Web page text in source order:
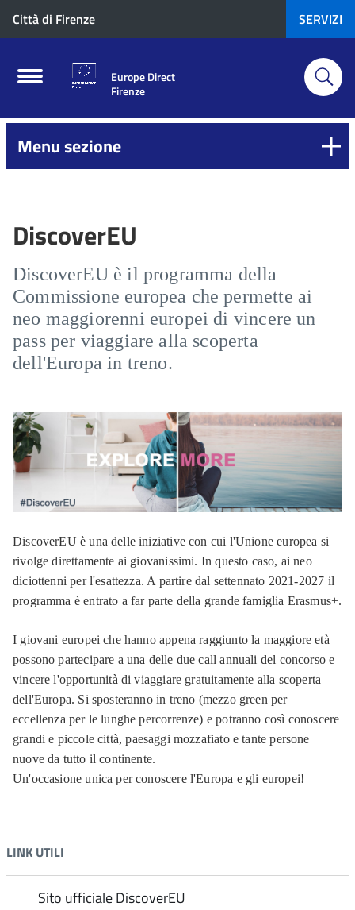
Città di Firenze SERVIZI
Europe Direct
Firenze
Menu sezione
DiscoverEU
DiscoverEU è il programma della
Commissione europea che permette ai
neo maggiorenni europei di vincere un
pass per viaggiare alla scoperta
dell'Europa in treno.
DiscoverEU è una delle iniziative con cui l'Unione europea si
rivolge direttamente ai giovanissimi. In questo caso, ai neo
diciottenni per l'esattezza. A partire dal settennato 2021-2027 il
programma è entrato a far parte della grande famiglia Erasmus+.
I giovani europei che hanno appena raggiunto la maggiore età
possono partecipare a una delle due call annuali del concorso e
vincere l'opportunità di viaggiare gratuitamente alla scoperta
dell'Europa. Si sposteranno in treno (mezzo green per
eccellenza per le lunghe percorrenze) e potranno così conoscere
grandi e piccole città, paesaggi mozzafiato e tante persone
nuove da tutto il continente.
Un'occasione unica per conoscere l'Europa e gli europei!
LINK UTILI
Sito ufficiale DiscoverEU